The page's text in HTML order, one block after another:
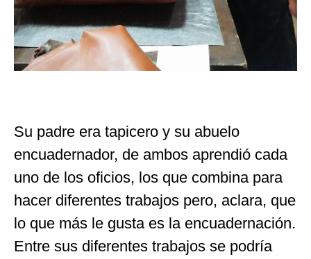
Su padre era tapicero y su abuelo
encuadernador, de ambos aprendió cada
uno de los oficios, los que combina para
hacer diferentes trabajos pero, aclara, que
lo que más le gusta es la encuadernación.
Entre sus diferentes trabajos se podría